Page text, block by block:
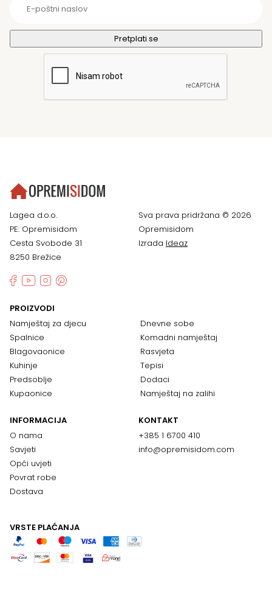
Lagea d.o.o.
PE: Opremisidom
Cesta Svobode 31
8250 Brežice
Sva prava pridržana © 2026
Opremisidom
Izrada Ideaz
PROIZVODI
Namještaj za djecu
Spalnice
Blagovaonice
Kuhinje
Predsoblje
Kupaonice
Dnevne sobe
Komadni namještaj
Rasvjeta
Tepisi
Dodaci
Namještaj na zalihi
INFORMACIJA
O nama
Savjeti
Opći uvjeti
Povrat robe
Dostava
KONTAKT
+385 1 6700 410
info@opremisidom.com
VRSTE PLAĆANJA